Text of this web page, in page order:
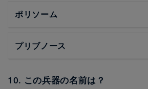
ポリソーム
プリブノース
10. この兵器の名前は？